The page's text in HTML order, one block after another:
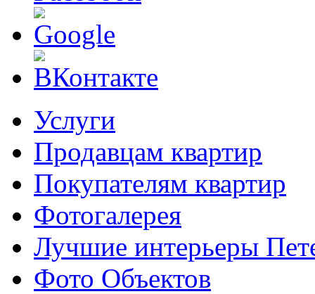
Услуги
Продавцам квартир
Покупателям квартир
Фотогалерея
Лучшие интерьеры
Фото Объектов